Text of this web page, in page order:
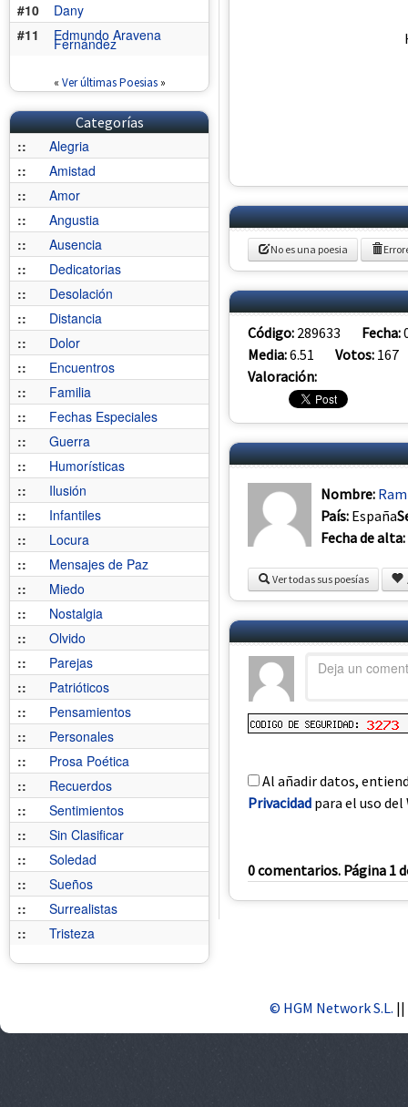
#10
Dany
#11
Edmundo Aravena
Fernández
« Ver últimas Poesias»
Categorías
::
Alegria
::
Amistad
::
Amor
::
Angustia
::
Ausencia
::
Dedicatorias
::
Desolación
::
Distancia
::
Dolor
::
Encuentros
::
Familia
::
Fechas Especiales
::
Guerra
::
Humorísticas
::
Ilusión
::
Infantiles
::
Locura
::
Mensajes de Paz
::
Miedo
::
Nostalgia
::
Olvido
::
Parejas
::
Patrióticos
::
Pensamientos
::
Personales
::
Prosa Poética
::
Recuerdos
::
Sentimientos
::
Sin Clasificar
::
Soledad
::
Sueños
::
Surrealistas
::
Tristeza
No es una poesia
Código: 289633 Fecha:
Media:6.51 Votos: 167
Valoración:
Nombre:
País: España
Fecha de alta:
Ver todas sus poesías
Al añadir datos,
Privacidad para el uso del
0 comentarios. Página 1
© HGM Network S.L. ||